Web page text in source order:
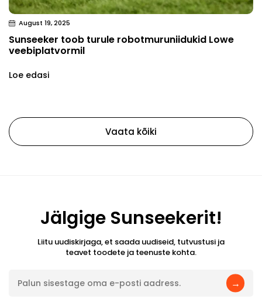
August 19, 2025
Sunseeker toob turule robotmuruniidukid Lowe
veebiplatvormil
Loe edasi
Vaata kõiki
Jälgige Sunseekerit!
Liitu uudiskirjaga, et saada uudiseid, tutvustusi ja
teavet toodete ja teenuste kohta.
→